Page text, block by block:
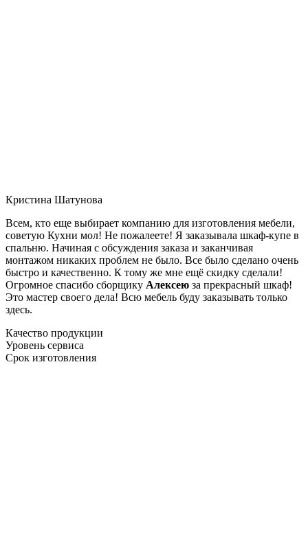
Кристина Шатунова
Всем, кто еще выбирает компанию для изготовления мебели,
советую Кухни мол! Не пожалеете! Я заказывала шкаф-купе в
спальню. Начиная с обсуждения заказа и заканчивая
монтажом никаких проблем не было. Все было сделано очень
быстро и качественно. К тому же мне ещё скидку сделали!
Огромное спасибо сборщику Алексею за прекрасный шкаф!
Это мастер своего дела! Всю мебель буду заказывать только
здесь.
Качество продукции
Уровень сервиса
Срок изготовления